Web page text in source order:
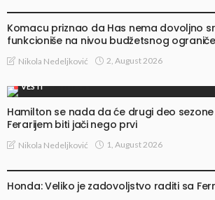
Komacu priznao da Has nema dovoljno
funkcioniše na nivou budžetsnog
Nikola Nedeljković 2, August 2026
VESTI
Hamilton se nada da će drugi deo
Ferarijem biti jači nego prvi
Nikola Nedeljković 1, August 2026
Honda: Veliko je zadovoljstvo raditi sa